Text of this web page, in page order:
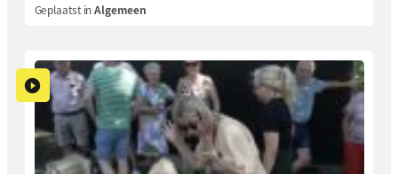
Geplaatst inAlgemeen